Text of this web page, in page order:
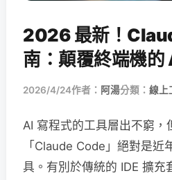
2026 最新！
南：顛覆終端機的
2026/4/24作者： 阿湯分類： 線上
AI 寫程式的工具層出不窮
「Claude Code」絕對是
具。有別於傳統的 IDE 擴